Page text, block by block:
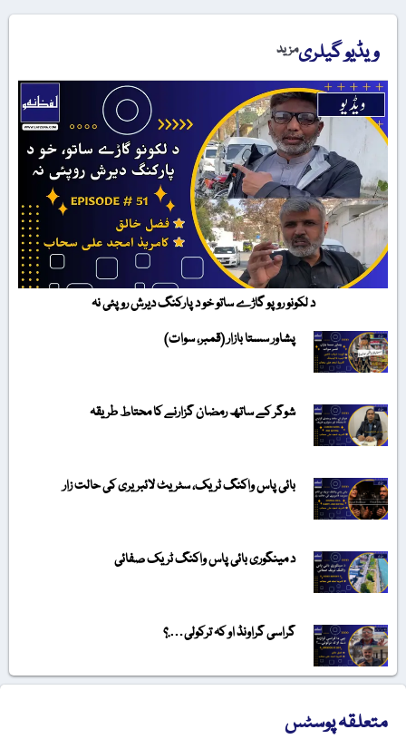
ویڈیو گیلریمزید
د لکونو روپو گاڑے ساتو خو د پارکنگ دیرش روپئی نہ
پشاور سستا بازار (قمبر، سوات)
شوگر کے ساتھ رمضان گزارنے کا محتاط طریقہ
بائی پاس واکنگ ٹریک، سٹریٹ لائبریری کی حالت زار
د مینگوری بائی پاس واکنگ ٹریک صفائی
گراسی گراونڈ او کہ ترکولی….؟
متعلقہ پوسٹس